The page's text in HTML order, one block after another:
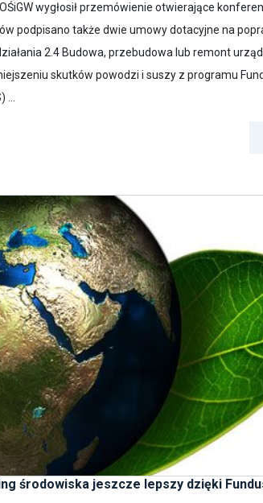
wygłosił przemówienie otwierające
podpisano także dwie umowy dotacyjne na
2.4 Budowa, przebudowa lub remont
skutków powodzi i suszy z programu
środowiska jeszcze lepszy dzięki